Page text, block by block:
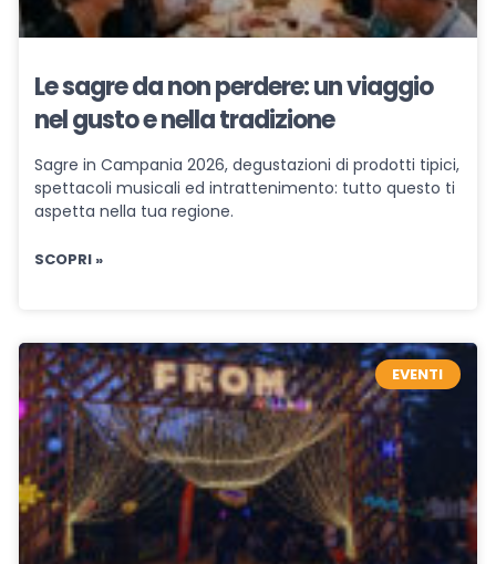
Le sagre da non perdere: un viaggio
nel gusto e nella tradizione
Sagre in Campania 2026, degustazioni di prodotti tipici,
spettacoli musicali ed intrattenimento: tutto questo ti
aspetta nella tua regione.
SCOPRI »
EVENTI